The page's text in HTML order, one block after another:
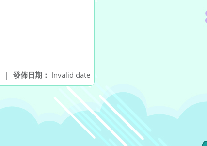
發佈日期： Invalid date
|